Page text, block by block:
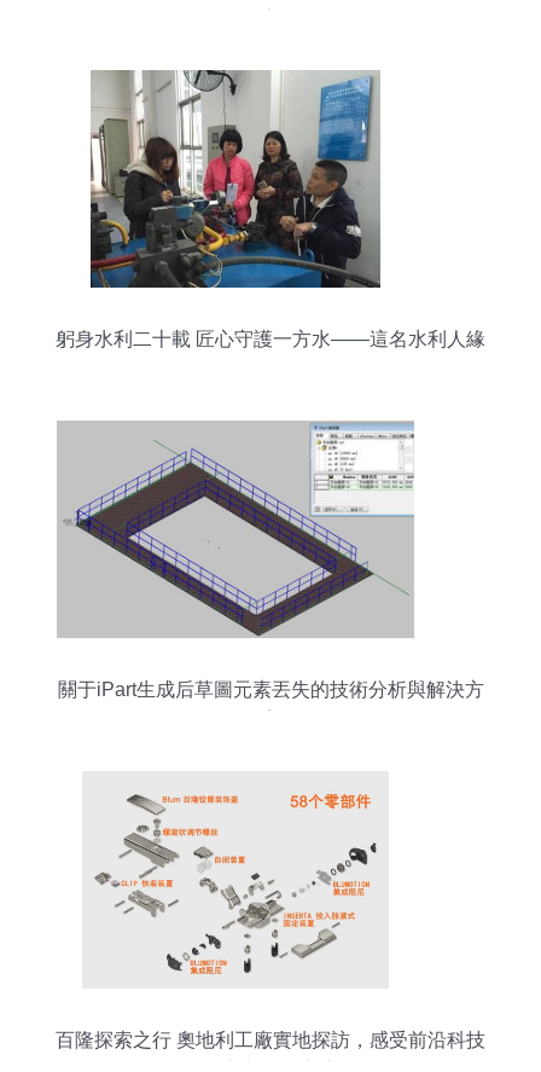
躬身水利二十載 匠心守護一方水——這名水利人緣
關于iPart生成后草圖元素丟失的技術分析與解決方
百隆探索之行 奧地利工廠實地探訪，感受前沿科技